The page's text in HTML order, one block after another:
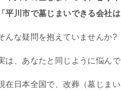
「平川市で墓じまいできる会社
んな疑問を抱えていませんか?
は、あなたと同じように悩ん
在日本全国で、改葬（墓じま